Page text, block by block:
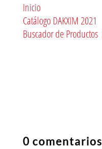
Inicio
Catálogo DAKXIM 2021
Buscador de Productos
0 comentarios